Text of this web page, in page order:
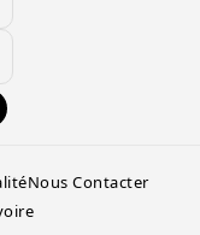
Nous Contacter